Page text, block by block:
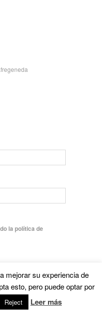
la política de
Man |Aviso legal
mejorar su experiencia de
esto, pero puede optar por
Reject Leer más